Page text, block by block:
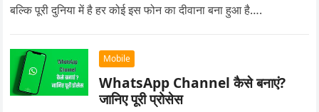
बल्कि पूरी दुनिया में है हर कोई इस फोन का दीवाना बना हुआ है….
Mobile
WhatsApp Channel कैसे बनाएं?
जानिए पूरी प्रोसेस